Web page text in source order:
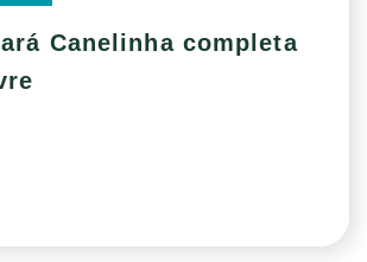
Canelinha completa